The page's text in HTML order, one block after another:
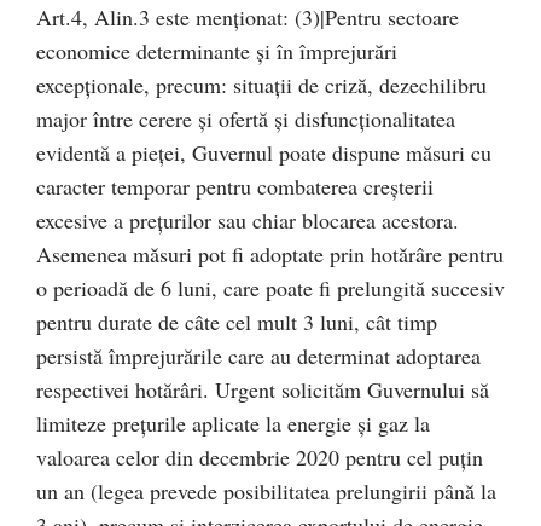
Art.4, Alin.3 este menţionat: (3)|Pentru sectoare
economice determinante şi în împrejurări
excepţionale, precum: situaţii de criză, dezechilibru
major între cerere şi ofertă şi disfuncţionalitatea
evidentă a pieţei, Guvernul poate dispune măsuri cu
caracter temporar pentru combaterea creşterii
excesive a preţurilor sau chiar blocarea acestora.
Asemenea măsuri pot fi adoptate prin hotărâre pentru
o perioadă de 6 luni, care poate fi prelungită succesiv
pentru durate de câte cel mult 3 luni, cât timp
persistă împrejurările care au determinat adoptarea
respectivei hotărâri. Urgent solicităm Guvernului să
limiteze preţurile aplicate la energie şi gaz la
valoarea celor din decembrie 2020 pentru cel puţin
un an (legea prevede posibilitatea prelungirii până la